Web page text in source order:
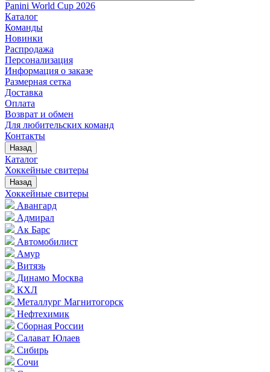
Panini World Cup 2026
Каталог
Команды
Новинки
Распродажа
Персонализация
Информация о заказе
Размерная сетка
Доставка
Оплата
Возврат и обмен
Для любительских команд
Контакты
Назад
Каталог
Хоккейные свитеры
Назад
Хоккейные свитеры
Авангард
Адмирал
Ак Барс
Автомобилист
Амур
Витязь
Динамо Москва
КХЛ
Металлург Магнитогорск
Нефтехимик
Сборная России
Салават Юлаев
Сибирь
Сочи